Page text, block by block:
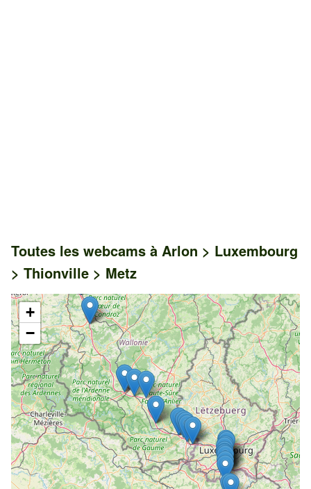
Toutes les webcams à Arlon > Luxembourg
> Thionville > Metz
+
−